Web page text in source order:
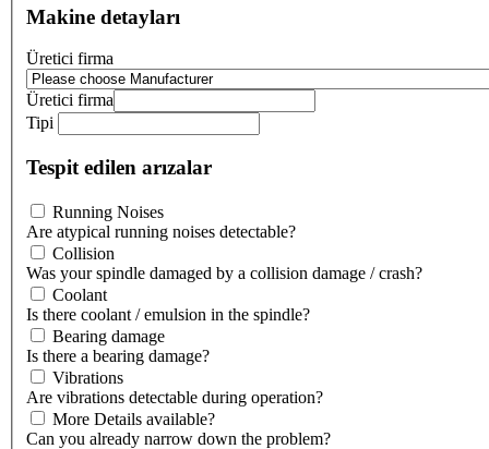
Makine detayları
Üretici firma
Üretici firma
Tipi
Tespit edilen arızalar
Running Noises
Are atypical running noises detectable?
Collision
Was your spindle damaged by a collision damage / crash?
Coolant
Is there coolant / emulsion in the spindle?
Bearing damage
Is there a bearing damage?
Vibrations
Are vibrations detectable during operation?
More Details available?
Can you already narrow down the problem?